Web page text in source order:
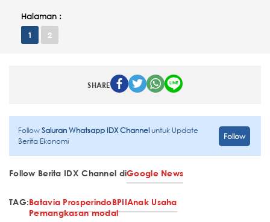
Halaman :
1 2
SHARE
FollowSaluran Whatsapp IDX Channeluntuk Update
Berita Ekonomi
Follow
Follow Berita IDX Channel diGoogle News
TAG:Batavia ProsperindoBPIIAnak Usaha
Pemangkasan modal